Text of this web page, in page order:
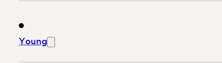
Young